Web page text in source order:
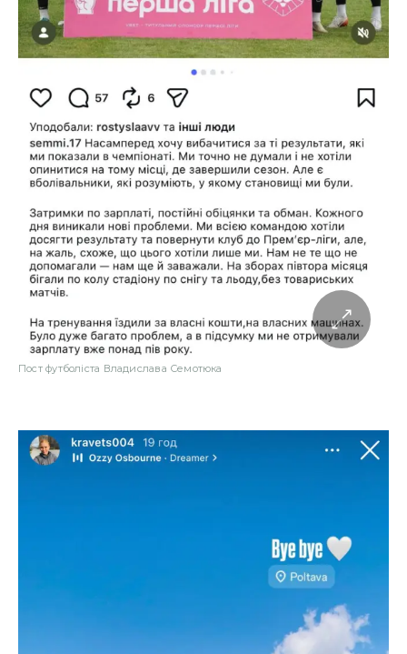
Пост футболіста Владислава Семотюка